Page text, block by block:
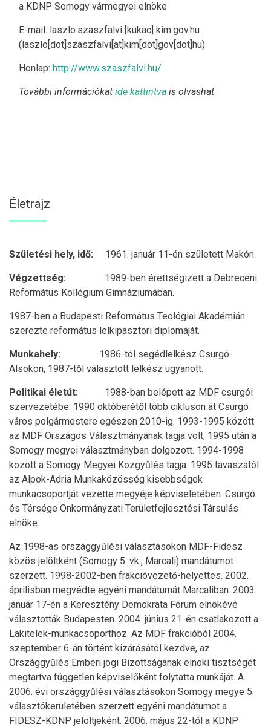
a KDNP Somogy vármegyei elnöke
E-mail: laszlo.szaszfalvi [kukac] kim.gov.hu
(laszlo[dot]szaszfalvi[at]kim[dot]gov[dot]hu)
Honlap: http://www.szaszfalvi.hu/
További információkat ide kattintva is olvashat
Életrajz
Születési hely, idő: 1961. január 11-én született Makón.
Végzettség: 1989-ben érettségizett a Debreceni
Református Kollégium Gimnáziumában.
1987-ben a Budapesti Református Teológiai Akadémián
szerezte református lelkipásztori diplomáját.
Munkahely: 1986-tól segédlelkész Csurgó-
Alsokon, 1987-től választott lelkész ugyanott.
Politikai életút: 1988-ban belépett az MDF csurgói
szervezetébe. 1990 októberétől több cikluson át Csurgó
város polgármestere egészen 2010-ig. 1993-1995 között
az MDF Országos Választmányának tagja volt, 1995 után a
Somogy megyei választmányban dolgozott. 1994-1998
között a Somogy Megyei Közgyűlés tagja. 1995 tavaszától
az Alpok-Adria Munkaközösség kisebbségek
munkacsoportját vezette megyéje képviseletében. Csurgó
és Térsége Önkormányzati Területfejlesztési Társulás
elnöke.
Az 1998-as országgyűlési választásokon MDF-Fidesz
közös jelöltként (Somogy 5. vk., Marcali) mandátumot
szerzett. 1998-2002-ben frakcióvezető-helyettes. 2002.
áprilisban megvédte egyéni mandátumát Marcaliban. 2003.
január 17-én a Keresztény Demokrata Fórum elnökévé
választották Budapesten. 2004. június 21-én csatlakozott a
Lakitelek-munkacsoporthoz. Az MDF frakcióból 2004.
szeptember 6-án történt kizárásától kezdve, az
Országgyűlés Emberi jogi Bizottságának elnöki tisztségét
megtartva független képviselőként folytatta munkáját. A
2006. évi országgyűlési választásokon Somogy megye 5.
választókerületében szerzett egyéni mandátumot a
FIDESZ-KDNP jelöltjeként. 2006. május 22-től a KDNP